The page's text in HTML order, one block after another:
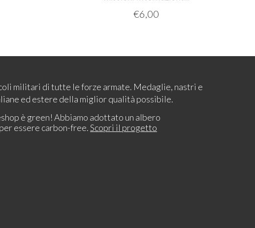
€6,00
militari di tutte le forze armate. Medaglie, nastri e
ed estere della miglior qualità possibile.
è green! Abbiamo adottato un albero
essere carbon-free.Scopri il progetto